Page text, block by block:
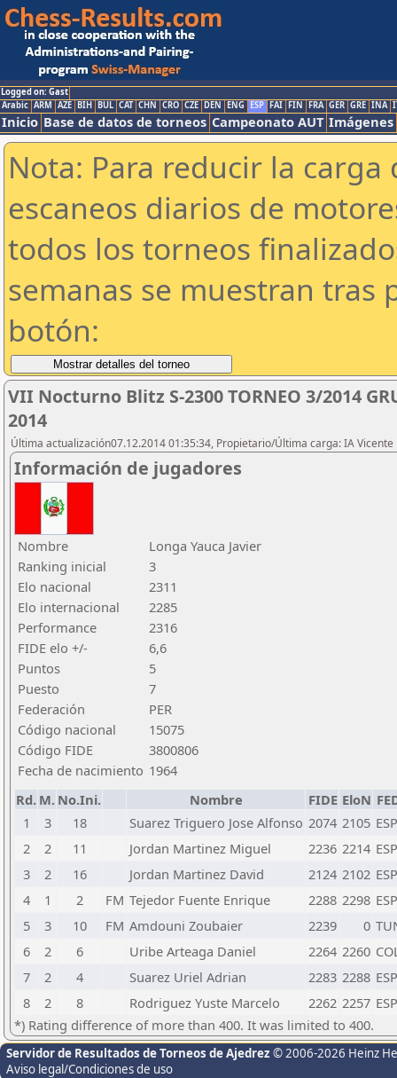
Logged on: Gast
Arabic ARM AZE BIH BUL CAT CHN CRO CZE DEN ENG ESP FAI FIN FRA GER GRE INA
Inicio Base de datos de torneos Campeonato AUT Imágenes
Nota: Para reducir la
escaneos diarios de
todos los torneos
semanas se muestran tras
botón:
VII Nocturno Blitz S-2300 TORNEO 3/2014
2014
Última actualización07.12.2014 01:35:34, Propietario/Última carga: IA Vicente
Información de jugadores
Nombre
Longa Yauca Javier
Ranking inicial
3
Elo nacional
2311
Elo internacional
2285
Performance
2316
FIDE elo +/-
6,6
Puntos
5
Puesto
7
Federación
PER
Código nacional
15075
Código FIDE
3800806
Fecha de nacimiento 1964
Rd. M. No.Ini. Nombre FIDE EloN
1
3 18 Suarez Triguero Jose Alfonso 2074 2105 ESP
2
2 11 Jordan Martinez Miguel 2236 2214 ESP
3
2 16 Jordan Martinez David 2124 2102 ESP
4
1 2 FM Tejedor Fuente Enrique 2288 2298 ESP
5
3 10 FM Amdouni Zoubaier 2239 0
6
2 6 Uribe Arteaga Daniel 2264 2260
7
2 4 Suarez Uriel Adrian 2283 2288 ESP
8
2 8 Rodriguez Yuste Marcelo 2262 2257 ESP
*) Rating difference of more than 400. It was limited to 400.
Servidor de Resultados de Torneos de Ajedrez © 2006-2026 Heinz
Aviso legal/Condiciones de uso